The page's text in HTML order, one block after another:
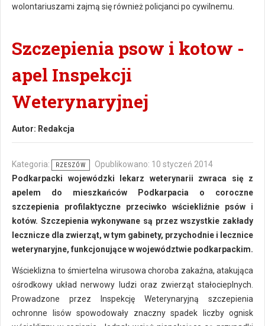
wolontariuszami zajmą się również policjanci po cywilnemu.
Szczepienia psow i kotow -
apel Inspekcji
Weterynaryjnej
Autor: Redakcja
Kategoria: RZESZÓW
Opublikowano: 10 styczeń 2014
Podkarpacki wojewódzki lekarz weterynarii zwraca się z
apelem do mieszkańców Podkarpacia o coroczne
szczepienia profilaktyczne przeciwko wściekliźnie psów i
kotów. Szczepienia wykonywane są przez wszystkie zakłady
lecznicze dla zwierząt, w tym gabinety, przychodnie i lecznice
weterynaryjne, funkcjonujące w województwie podkarpackim.
Wścieklizna to śmiertelna wirusowa choroba zakaźna, atakująca
ośrodkowy układ nerwowy ludzi oraz zwierząt stałocieplnych.
Prowadzone przez Inspekcję Weterynaryjną szczepienia
ochronne lisów spowodowały znaczny spadek liczby ognisk